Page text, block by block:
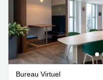
Bureau Virtuel